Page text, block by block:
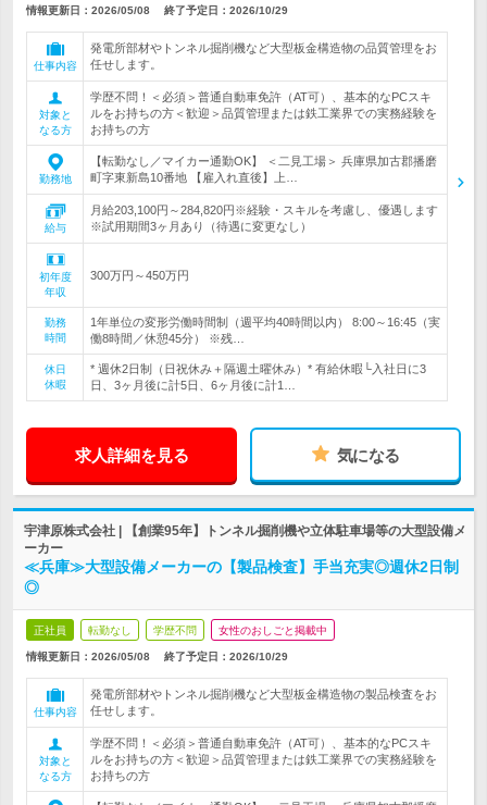
情報更新日：2026/05/08 終了予定日： 2026/10/29
仕事内容
発電所部材やトンネル掘削機など大型板金構造物の品質管理をお
任せします。
対象と
なる方
学歴不問！＜必須＞普通自動車免許（AT可）、基本的なPCスキ
ルをお持ちの方＜歓迎＞品質管理または鉄工業界での実務経験を
お持ちの方
勤務地
【転勤なし／マイカー通勤OK】 ＜二見工場＞ 兵庫県加古郡播磨
町字東新島10番地 【雇入れ直後】上…
給与
月給203,100円～284,820円※経験・スキルを考慮し、優遇します
※試用期間3ヶ月あり（待遇に変更なし）
初年度
年収
300万円～450万円
勤務
時間
1年単位の変形労働時間制（週平均40時間以内） 8:00～16:45（実
働8時間／休憩45分） ※残…
休日
休暇
* 週休2日制（日祝休み＋隔週土曜休み）* 有給休暇└入社日に3
日、3ヶ月後に計5日、6ヶ月後に計1…
求人詳細を見る 気になる
宇津原株式会社 | 【創業95年】トンネル掘削機や立体駐車場等の大型設備メ
ーカー
≪兵庫≫大型設備メーカーの【製品検査】手当充実◎週休2日制
◎
正社員 転勤なし 学歴不問 女性のおしごと掲載中
情報更新日：2026/05/08 終了予定日： 2026/10/29
仕事内容
発電所部材やトンネル掘削機など大型板金構造物の製品検査をお
任せします。
対象と
なる方
学歴不問！＜必須＞普通自動車免許（AT可）、基本的なPCスキ
ルをお持ちの方＜歓迎＞品質管理または鉄工業界での実務経験を
お持ちの方